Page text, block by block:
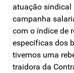
atuação sindical
campanha
com o índice de
específicas dos
tivemos uma
traidora da